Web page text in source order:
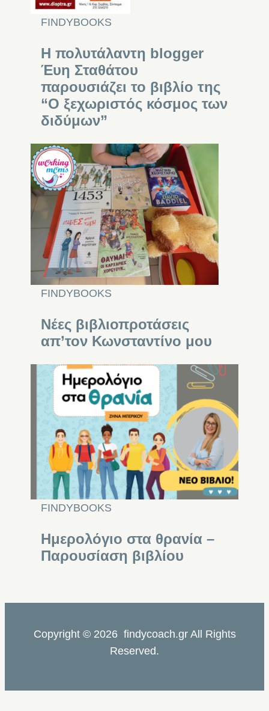
FINDYBOOKS
Η πολυτάλαντη blogger
Έυη Σταθάτου
παρουσιάζει το βιβλίο της
“Ο ξεχωριστός κόσμος των
διδύμων”
FINDYBOOKS
Νέες βιβλιοπροτάσεις
απ’τον Κωνσταντίνο μου
FINDYBOOKS
Ημερολόγιο στα θρανία –
Παρουσίαση βιβλίου
Copyright © 2026 findycoach.gr All Rights
Reserved.